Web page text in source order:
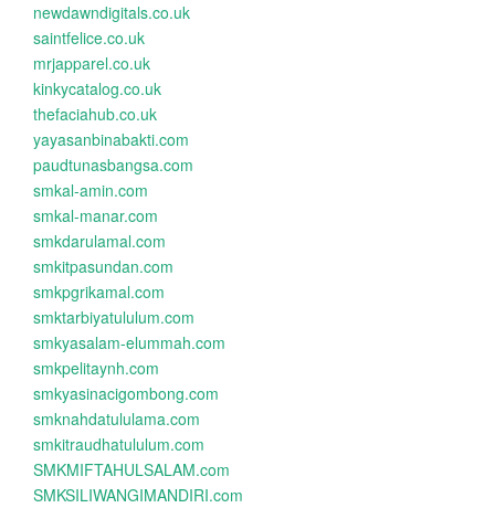
newdawndigitals.co.uk
saintfelice.co.uk
mrjapparel.co.uk
kinkycatalog.co.uk
thefaciahub.co.uk
yayasanbinabakti.com
paudtunasbangsa.com
smkal-amin.com
smkal-manar.com
smkdarulamal.com
smkitpasundan.com
smkpgrikamal.com
smktarbiyatululum.com
smkyasalam-elummah.com
smkpelitaynh.com
smkyasinacigombong.com
smknahdatululama.com
smkitraudhatululum.com
SMKMIFTAHULSALAM.com
SMKSILIWANGIMANDIRI.com